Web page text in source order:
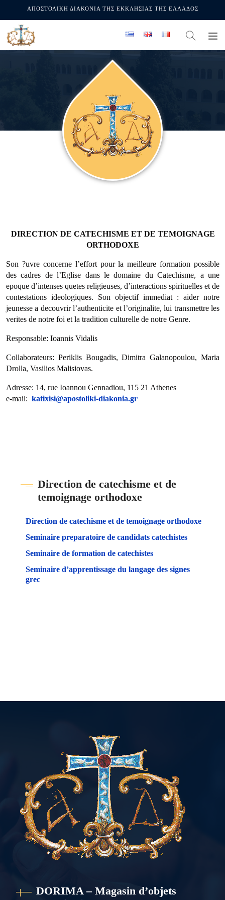
ΑΠΟΣΤΟΛΙΚΗ ΔΙΑΚΟΝΙΑ ΤΗΣ ΕΚΚΛΗΣΙΑΣ ΤΗΣ ΕΛΛΑΔΟΣ
DIRECTION DE CATECHISME ET DE TEMOIGNAGE
ORTHODOXE
Son ?uvre concerne l’effort pour la meilleure formation possible
des cadres de l’Eglise dans le domaine du Catechisme, a une
epoque d’intenses quetes religieuses, d’interactions spirituelles et de
contestations ideologiques. Son objectif immediat : aider notre
jeunesse a decouvrir l’authenticite et l’originalite, lui transmettre les
verites de notre foi et la tradition culturelle de notre Genre.
Responsable: Ioannis Vidalis
Collaborateurs: Periklis Bougadis, Dimitra Galanopoulou, Maria
Drolla, Vasilios Malisiovas.
Adresse: 14, rue Ioannou Gennadiou, 115 21 Athenes
e-mail: katixisi@apostoliki-diakonia.gr
Direction de catechisme et de
temoignage orthodoxe
Direction de catechisme et de temoignage orthodoxe
Seminaire preparatoire de candidats catechistes
Seminaire de formation de catechistes
Seminaire d’apprentissage du langage des signes
grec
DORIMA – Magasin d’objets